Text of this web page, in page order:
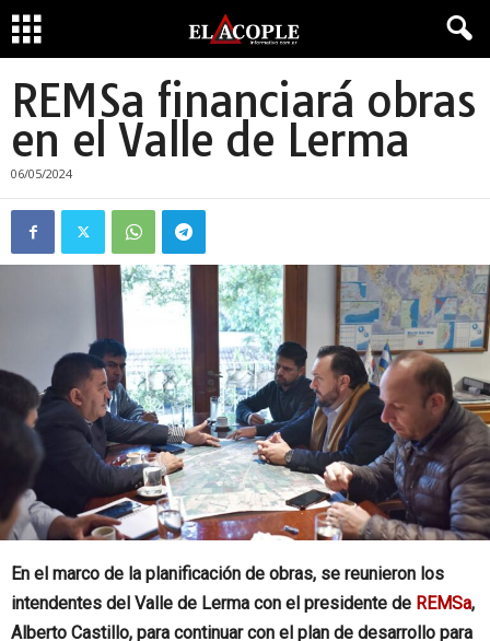
REMSa financiará obras
en el Valle de Lerma
06/05/2024
En el marco de la planificación de obras, se reunieron los
intendentes del Valle de Lerma con el presidente de REMSa,
Alberto Castillo, para continuar con el plan de desarrollo para